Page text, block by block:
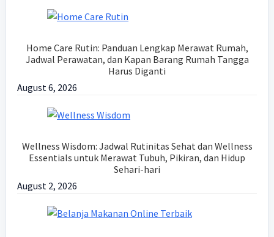
Home Care Rutin: Panduan Lengkap Merawat Rumah,
Jadwal Perawatan, dan Kapan Barang Rumah Tangga
Harus Diganti
August 6, 2026
Wellness Wisdom: Jadwal Rutinitas Sehat dan Wellness
Essentials untuk Merawat Tubuh, Pikiran, dan Hidup
Sehari-hari
August 2, 2026